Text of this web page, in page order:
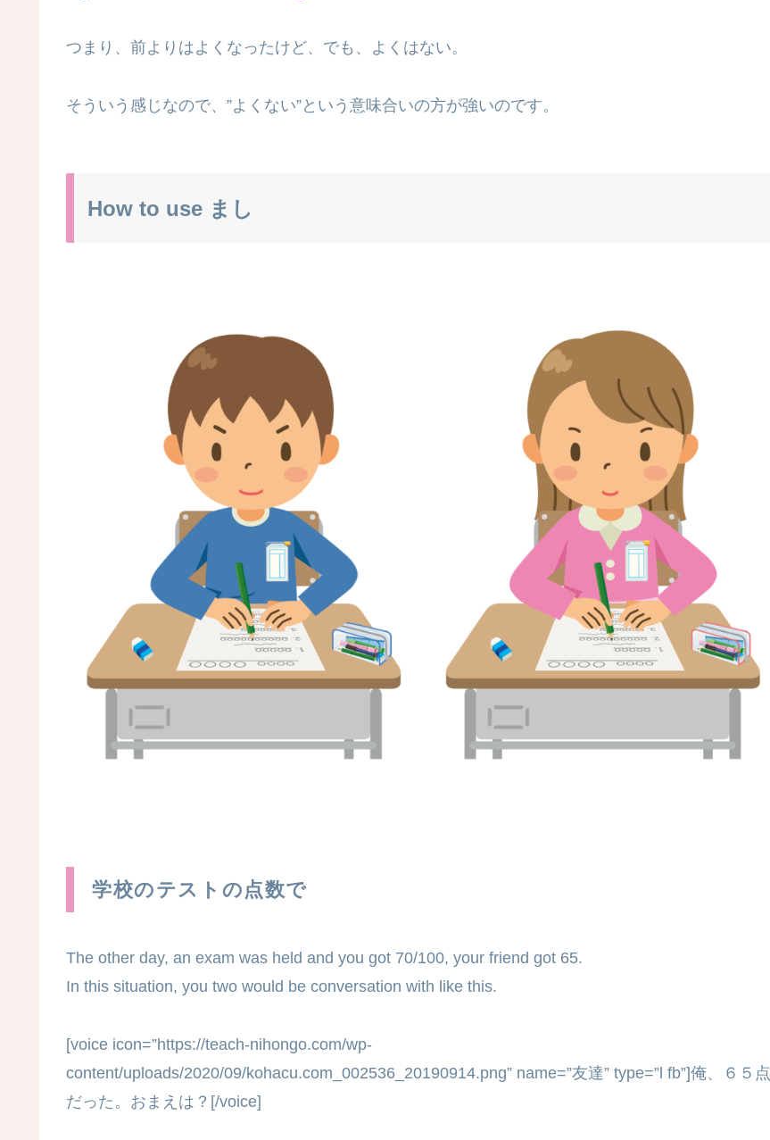
つまり、前よりはよくなったけど、でも、よくはない。
そういう感じなので、”よくない”という意味合いの方が強いのです。
How to use まし
学校のテストの点数で
The other day, an exam was held and you got 70/100, your friend got 65.
In this situation, you two would be conversation with like this.
[voice icon=”https://teach-nihongo.com/wp-
content/uploads/2020/09/kohacu.com_002536_20190914.png” name=”友達” type=”l fb”]俺、６５点
だった。おまえは？[/voice]